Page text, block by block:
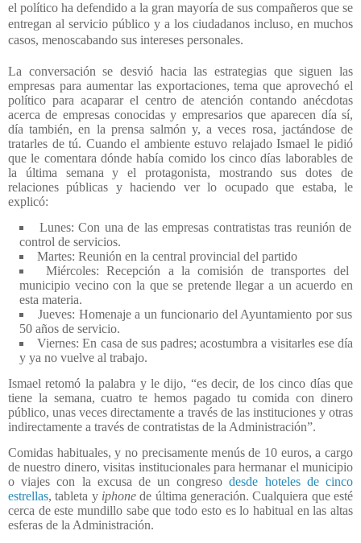
el político ha defendido a la gran mayoría de sus compañeros que se
entregan al servicio público y a los ciudadanos incluso, en muchos
casos, menoscabando sus intereses personales.
La conversación se desvió hacia las estrategias que siguen las
empresas para aumentar las exportaciones, tema que aprovechó el
político para acaparar el centro de atención contando anécdotas
acerca de empresas conocidas y empresarios que aparecen día sí,
día también, en la prensa salmón y, a veces rosa, jactándose de
tratarles de tú. Cuando el ambiente estuvo relajado Ismael le pidió
que le comentara dónde había comido los cinco días laborables de
la última semana y el protagonista, mostrando sus dotes de
relaciones públicas y haciendo ver lo ocupado que estaba, le
explicó:
Lunes: Con una de las empresas contratistas tras reunión de
control de servicios.
Martes: Reunión en la central provincial del partido
Miércoles: Recepción a la comisión de transportes del
municipio vecino con la que se pretende llegar a un acuerdo en
esta materia.
Jueves: Homenaje a un funcionario del Ayuntamiento por sus
50 años de servicio.
Viernes: En casa de sus padres; acostumbra a visitarles ese día
y ya no vuelve al trabajo.
Ismael retomó la palabra y le dijo, “es decir, de los cinco días que
tiene la semana, cuatro te hemos pagado tu comida con dinero
público, unas veces directamente a través de las instituciones y otras
indirectamente a través de contratistas de la Administración”.
Comidas habituales, y no precisamente menús de 10 euros, a cargo
de nuestro dinero, visitas institucionales para hermanar el municipio
o viajes con la excusa de un congresodesde hoteles de cinco
estrellas, tableta y iphone de última generación. Cualquiera que esté
cerca de este mundillo sabe que todo esto es lo habitual en las altas
esferas de la Administración.